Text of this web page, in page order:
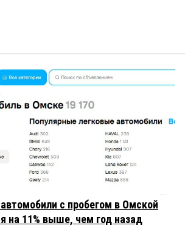
с пробегом в Омской
на 11% выше, чем год назад